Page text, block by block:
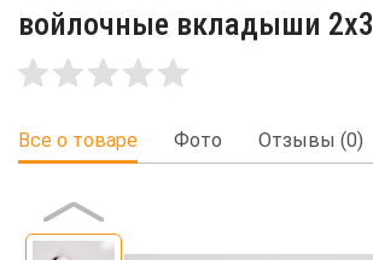
войлочные вкладыши 2x3
Все о товаре Фото Отзывы (0)